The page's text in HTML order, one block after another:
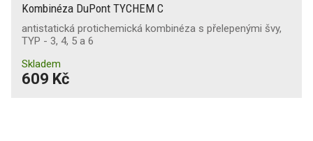
Kombinéza DuPont TYCHEM C
antistatická protichemická kombinéza s přelepenými švy,
TYP - 3, 4, 5 a 6
Skladem
609 Kč